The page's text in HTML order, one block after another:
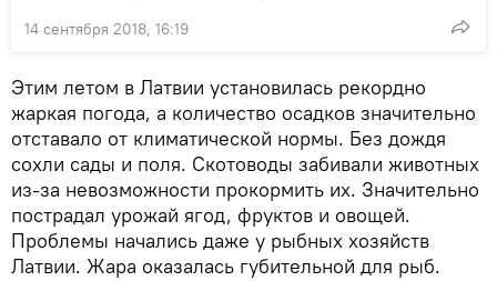
14 сентября 2018, 16:19
Этим летом в Латвии установилась рекордно
жаркая погода, а количество осадков значительно
отставало от климатической нормы. Без дождя
сохли сады и поля. Скотоводы забивали животных
из-за невозможности прокормить их. Значительно
пострадал урожай ягод, фруктов и овощей.
Проблемы начались даже у рыбных хозяйств
Латвии. Жара оказалась губительной для рыб.